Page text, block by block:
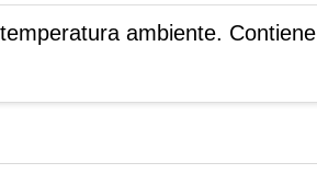
ambiente. Contiene